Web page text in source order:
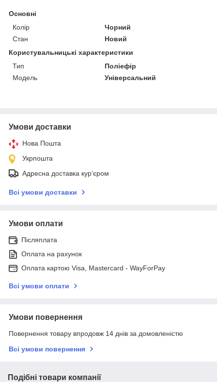
Основні
Колір
Чорний
Стан
Новий
Користувальницькі характеристики
Тип
Поліефір
Модель
Універсальний
Умови доставки
Нова Пошта
Укрпошта
Адресна доставка кур'єром
Всі умови доставки
Умови оплати
Післяплата
Оплата на рахунок
Оплата картою Visa, Mastercard - WayForPay
Всі умови оплати
Умови повернення
Повернення товару впродовж 14 днів за домовленістю
Всі умови повернення
Подібні товари компанії